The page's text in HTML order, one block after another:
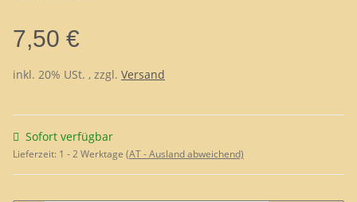
7,50 €
inkl. 20% USt. , zzgl. Versand
Sofort verfügbar
Lieferzeit: 1 - 2 Werktage (AT - Ausland abweichend)